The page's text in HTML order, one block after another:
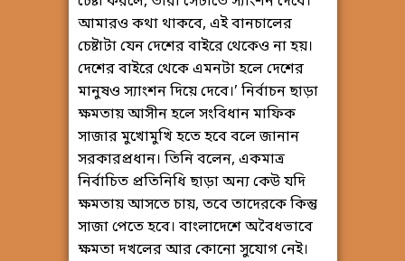
আমারও কথা থাকবে, এই বানচালের
চেষ্টাটা যেন দেশের বাইরে থেকেও না হয়।
দেশের বাইরে থেকে এমনটা হলে দেশের
মানুষও স্যাংশন দিয়ে দেবে।’ নির্বাচন ছাড়া
ক্ষমতায় আসীন হলে সংবিধান মাফিক
সাজার মুখোমুখি হতে হবে বলে জানান
সরকারপ্রধান। তিনি বলেন, একমাত্র
নির্বাচিত প্রতিনিধি ছাড়া অন্য কেউ যদি
ক্ষমতায় আসতে চায়, তবে তাদেরকে কিন্তু
সাজা পেতে হবে। বাংলাদেশে অবৈধভাবে
ক্ষমতা দখলের আর কোনো সুযোগ নেই।